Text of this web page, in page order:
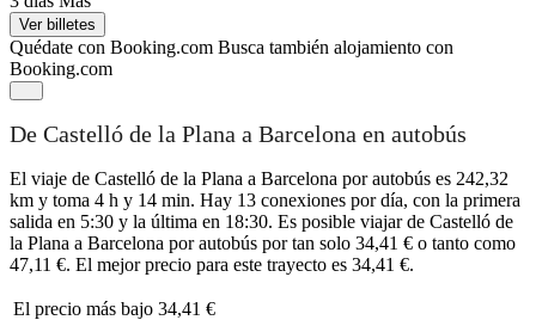
Ver billetes
Quédate con Booking.com Busca también alojamiento con
Booking.com
De Castelló de la Plana a Barcelona en autobús
El viaje de Castelló de la Plana a Barcelona por autobús es 242,32
km y toma 4 h y 14 min. Hay 13 conexiones por día, con la primera
salida en 5:30 y la última en 18:30. Es posible viajar de Castelló de
la Plana a Barcelona por autobús por tan solo 34,41 € o tanto como
47,11 €. El mejor precio para este trayecto es 34,41 €.
El precio más bajo 34,41 €